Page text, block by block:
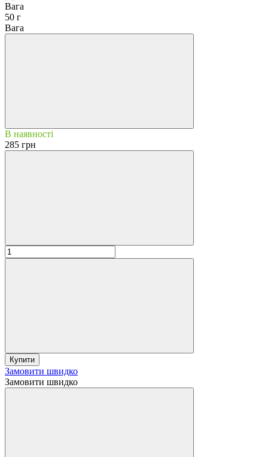
Вага
50 г
Вага
В наявності
285 грн
Купити
Замовити швидко
Замовити швидко